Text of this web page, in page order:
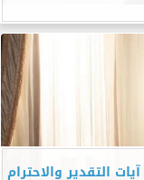
التقدير والاحترام